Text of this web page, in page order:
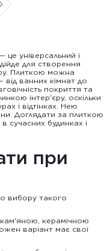
універсальний і
для створення
Плиткою можна
ванних кімнат до
покриття та
інтер'єру, оскільки
і відтінках. Нею
Доглядати за плиткою
сучасних будинках і
при
вибору такого
керамічною
варіант має свої